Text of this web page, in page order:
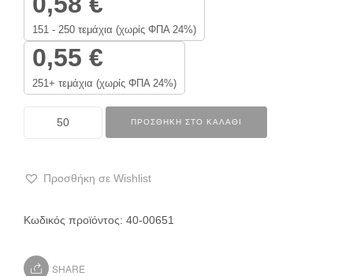
151 - 250 τεμάχια (χωρίς ΦΠΑ 24%)
0,55 €
251+ τεμάχια (χωρίς ΦΠΑ 24%)
ΠΡΟΣΘΉΚΗ ΣΤΟ ΚΑΛΆΘΙ
Προσθήκη σε Wishlist
Κωδικός προϊόντος: 40-00651
SHARE